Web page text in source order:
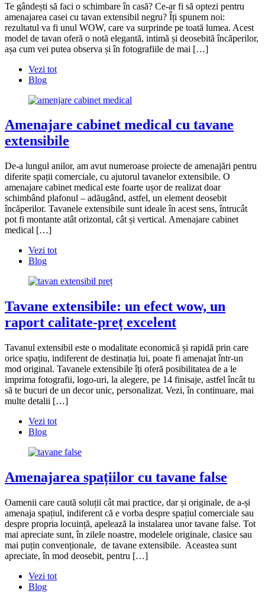
Te gândești să faci o schimbare în casă? Ce-ar fi să optezi pentru
amenajarea casei cu tavan extensibil negru? Îți spunem noi:
rezultatul va fi unul WOW, care va surprinde pe toată lumea. Acest
model de tavan oferă o notă elegantă, intimă și deosebită încăperilor,
așa cum vei putea observa și în fotografiile de mai […]
Vezi tot
Blog
Amenajare cabinet medical cu tavane
extensibile
De-a lungul anilor, am avut numeroase proiecte de amenajări pentru
diferite spații comerciale, cu ajutorul tavanelor extensibile. O
amenajare cabinet medical este foarte ușor de realizat doar
schimbând plafonul – adăugând, astfel, un element deosebit
încăperilor. Tavanele extensibile sunt ideale în acest sens, întrucât
pot fi montante atât orizontal, cât și vertical. Amenajare cabinet
medical […]
Vezi tot
Blog
Tavane extensibile: un efect wow, un
raport calitate-preț excelent
Tavanul extensibil este o modalitate economică și rapidă prin care
orice spațiu, indiferent de destinația lui, poate fi amenajat într-un
mod original. Tavanele extensibile îți oferă posibilitatea de a le
imprima fotografii, logo-uri, la alegere, pe 14 finisaje, astfel încât tu
să te bucuri de un decor unic, personalizat. Vezi, în continuare, mai
multe detalii […]
Vezi tot
Blog
Amenajarea spațiilor cu tavane false
Oamenii care caută soluții cât mai practice, dar și originale, de a-și
amenaja spațiul, indiferent că e vorba despre spațiul comerciale sau
despre propria locuință, apelează la instalarea unor tavane false. Tot
mai apreciate sunt, în zilele noastre, modelele originale, clasice sau
mai puțin convenționale, de tavane extensibile. Aceastea sunt
apreciate, în mod deosebit, pentru […]
Vezi tot
Blog